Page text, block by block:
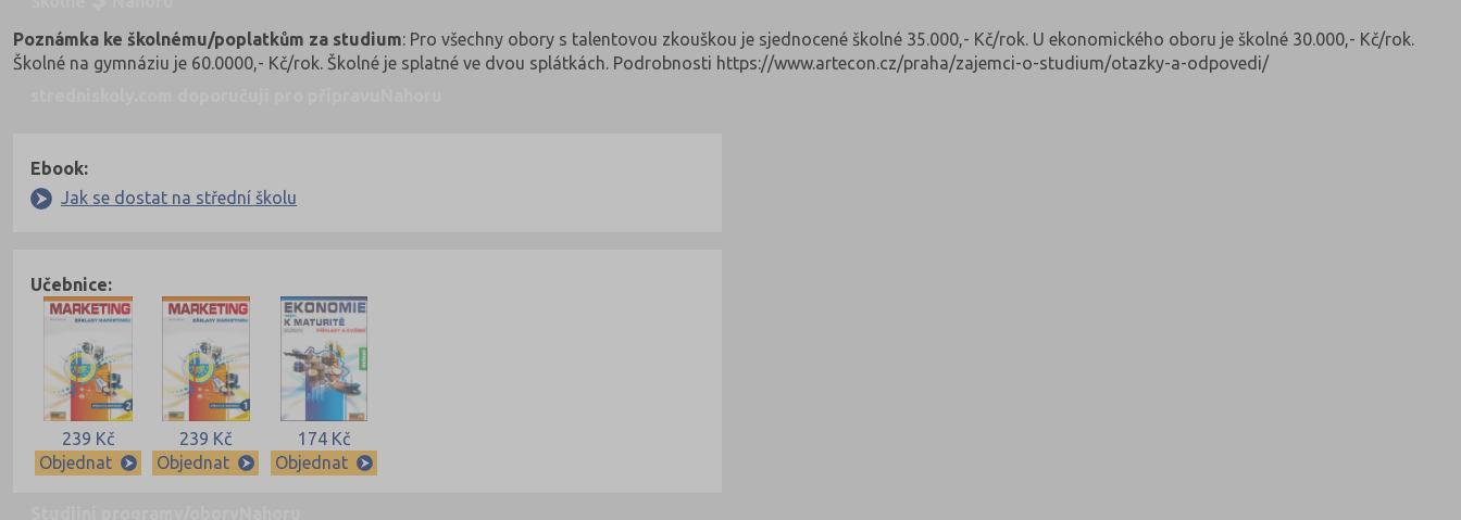
Poznámka ke školnému/poplatkům za studium: Pro všechny obory s talentovou zkouškou je sjednocené školné 35.000,- Kč/rok. U ekonomického oboru je školné 30.000,- Kč/rok.
Školné na gymnáziu je 60.0000,- Kč/rok. Školné je splatné ve dvou splátkách. Podrobnosti https://www.artecon.cz/praha/zajemci-o-studium/otazky-a-odpovedi/
Ebook:
Jak se dostat na střední školu
Učebnice:
239 Kč
Objednat
239 Kč
Objednat
174 Kč
Objednat